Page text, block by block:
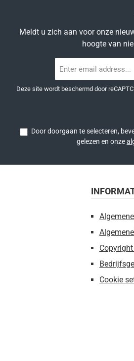
Meldt u zich aan voor onze
hoogte van
mailadres
Deze site wordt beschermd door
Door doorgaan te selecteren,
gelezen en onze
Cookie